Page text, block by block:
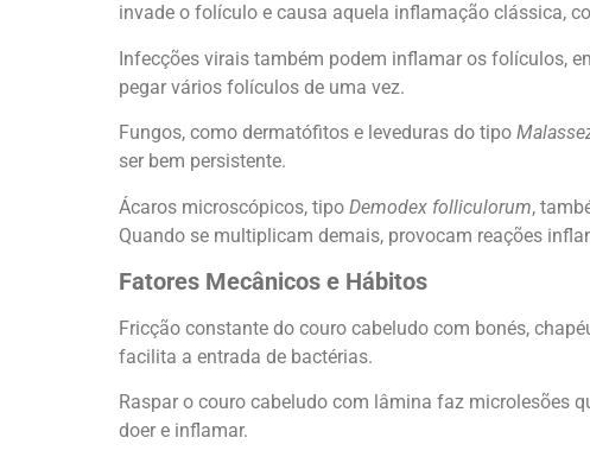
invade o folículo e causa aquela inflamação clássica,
Infecções virais também podem inflamar os folículos,
pegar vários folículos de uma vez.
Fungos, como dermatófitos e leveduras do tipo
ser bem persistente.
Ácaros microscópicos, tipo Demodex folliculorum,
Quando se multiplicam demais, provocam reações
Fatores Mecânicos e Hábitos
Fricção constante do couro cabeludo com bonés,
facilita a entrada de bactérias.
Raspar o couro cabeludo com lâmina faz microlesões
doer e inflamar.